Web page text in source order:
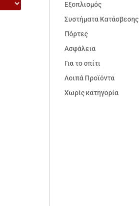
Εξοπλισμός
Συστήματα Κατάσβεσης
Πόρτες
Ασφάλεια
Για το σπίτι
Λοιπά Προϊόντα
Χωρίς κατηγορία